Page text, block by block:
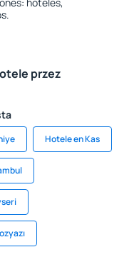
przez
Hotele en Kas